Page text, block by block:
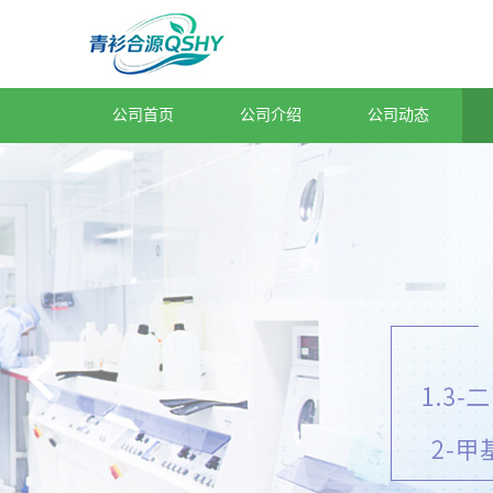
公司首页 公司介绍 公司动态